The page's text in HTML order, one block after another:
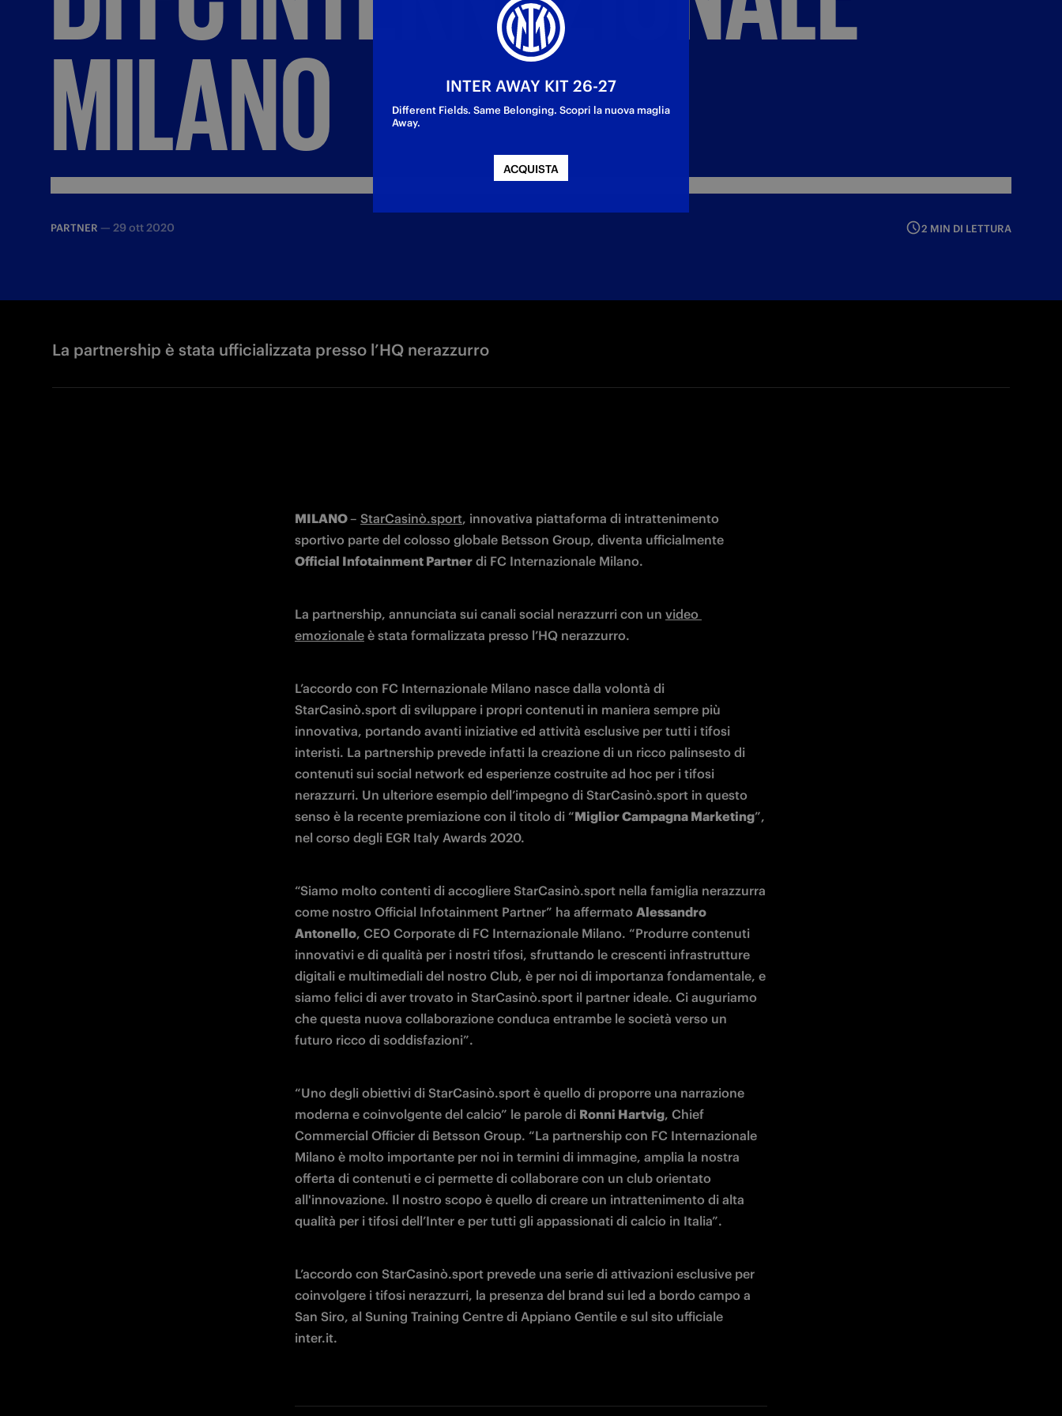
MILANO
PARTNER — 29 ott 2020 2 MIN DI LETTURA
La partnership è stata ufficializzata presso l’HQ nerazzurro
MILANO – StarCasinò.sport, innovativa piattaforma di intrattenimento
sportivo parte del colosso globale Betsson Group, diventa ufficialmente
Official Infotainment Partner di FC Internazionale Milano.
La partnership, annunciata sui canali social nerazzurri con un video
emozionale è stata formalizzata presso l’HQ nerazzurro.
L’accordo con FC Internazionale Milano nasce dalla volontà di
StarCasinò.sport di sviluppare i propri contenuti in maniera sempre più
innovativa, portando avanti iniziative ed attività esclusive per tutti i tifosi
interisti. La partnership prevede infatti la creazione di un ricco palinsesto di
contenuti sui social network ed esperienze costruite ad hoc per i tifosi
nerazzurri. Un ulteriore esempio dell’impegno di StarCasinò.sport in questo
senso è la recente premiazione con il titolo di “Miglior Campagna Marketing”,
nel corso degli EGR Italy Awards 2020.
“Siamo molto contenti di accogliere StarCasinò.sport nella famiglia nerazzurra
come nostro Official Infotainment Partner” ha affermato Alessandro
Antonello, CEO Corporate di FC Internazionale Milano. “Produrre contenuti
innovativi e di qualità per i nostri tifosi, sfruttando le crescenti infrastrutture
digitali e multimediali del nostro Club, è per noi di importanza fondamentale, e
siamo felici di aver trovato in StarCasinò.sport il partner ideale. Ci auguriamo
che questa nuova collaborazione conduca entrambe le società verso un
futuro ricco di soddisfazioni”.
“Uno degli obiettivi di StarCasinò.sport è quello di proporre una narrazione
moderna e coinvolgente del calcio” le parole di Ronni Hartvig, Chief
Commercial Officier di Betsson Group. “La partnership con FC Internazionale
Milano è molto importante per noi in termini di immagine, amplia la nostra
offerta di contenuti e ci permette di collaborare con un club orientato
all'innovazione. Il nostro scopo è quello di creare un intrattenimento di alta
qualità per i tifosi dell’Inter e per tutti gli appassionati di calcio in Italia”.
L’accordo con StarCasinò.sport prevede una serie di attivazioni esclusive per
coinvolgere i tifosi nerazzurri, la presenza del brand sui led a bordo campo a
San Siro, al Suning Training Centre di Appiano Gentile e sul sito ufficiale
inter.it.
INTER AWAY KIT 26-27
Different Fields. Same Belonging. Scopri la nuova maglia
Away.
ACQUISTA